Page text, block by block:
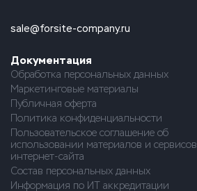
sale@forsite-company.ru
Документация
Обработка персональных данных
Маркетинговые материалы
Публичная оферта
Политика конфиденциальности
Пользовательское соглашение об
использовании материалов и сервисов
интернет-сайта
Состав персональных данных
Информация по ИТ аккредитации